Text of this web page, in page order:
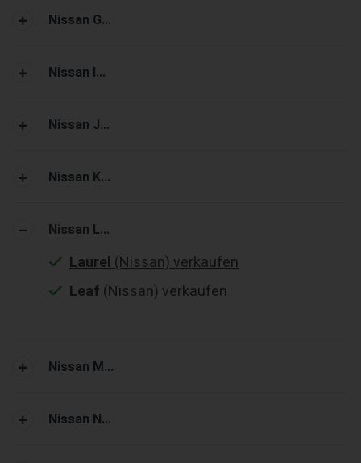
Nissan G...
Nissan I...
Nissan J...
Nissan K...
Nissan L...
Laurel (Nissan) verkaufen
Leaf (Nissan) verkaufen
Nissan M...
Nissan N...